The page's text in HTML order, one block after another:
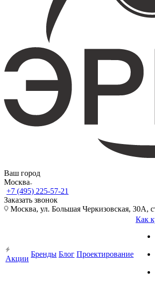
Ваш город
Москва
+7 (495) 225-57-21
Заказать звонок
Москва, ул. Большая Черкизовская, 30А,
Акции
Бренды Блог Проектирование
Как